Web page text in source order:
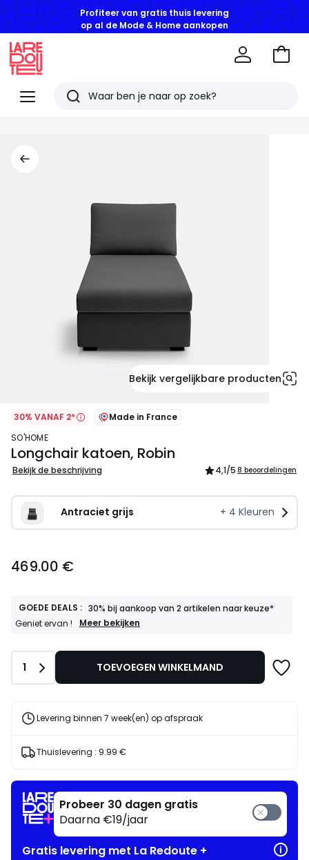
Profiteer van gratis thuis levering
op al de Mode & Home aankopen
Menu
Redoute
Zoeken
Naar
Bekijk vergelijkbare producten
30% VANAF 2*
Made in France
SO'HOME
Longchair katoen, Robin
Bekijk de beschrijving 4,1/5 8 beoordelingen
Antraciet grijs + 4 Kleuren
€.
469.00 €
GOEDE DEALS : 30% bij aankoop van 2 artikelen naar keuze*
Geniet ervan !
GOEDE
artikelen
Geniet
Meer bekijken
Aantal
1 TOEVOEGEN WINKELMAND
Levering binnen 7 week(en) op afspraak
Thuislevering : 9.99 €
Probeer 30 dagen gratis
Daarna €19/jaar
Gratis levering met La Redoute +